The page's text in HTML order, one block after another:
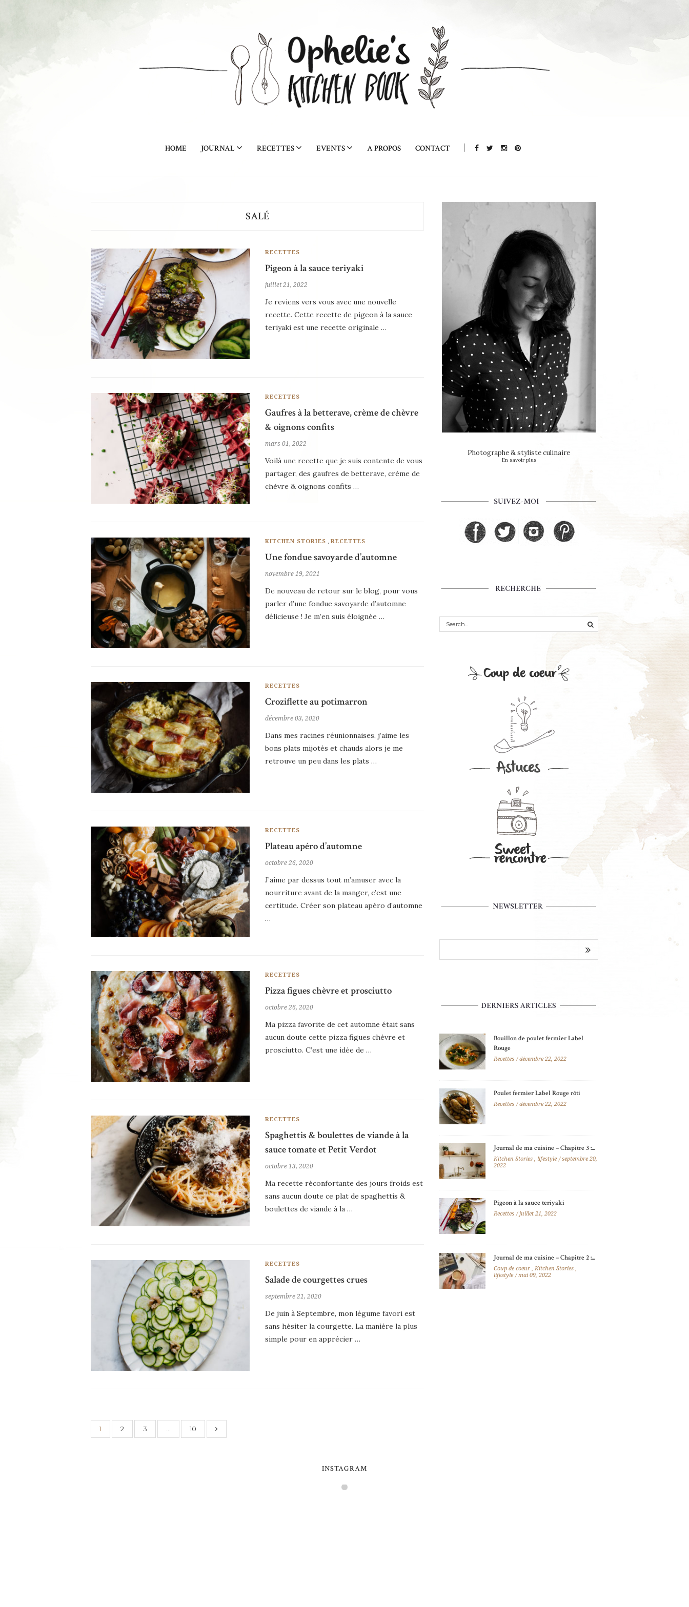
HOME JOURNAL RECETTES EVENTS A PROPOS CONTACT
SALÉ
RECETTES
Pigeon à la sauce teriyaki
juillet 21, 2022
Je reviens vers vous avec une nouvelle
recette. Cette recette de pigeon à la sauce
teriyaki est une recette originale …
RECETTES
Gaufres à la betterave, crème de chèvre
& oignons confits
mars 01, 2022
Voilà une recette que je suis contente de vous
partager, des gaufres de betterave, crème de
chèvre & oignons confits …
KITCHEN STORIES RECETTES
Une fondue savoyarde d’automne
novembre 19, 2021
De nouveau de retour sur le blog, pour vous
parler d’une fondue savoyarde d’automne
délicieuse ! Je m’en suis éloignée …
RECETTES
Croziflette au potimarron
décembre 03, 2020
Dans mes racines réunionnaises, j’aime les
bons plats mijotés et chauds alors je me
retrouve un peu dans les plats …
RECETTES
Plateau apéro d’automne
octobre 26, 2020
J’aime par dessus tout m’amuser avec la
nourriture avant de la manger, c’est une
certitude. Créer son plateau apéro d’automne
…
RECETTES
Pizza figues chèvre et prosciutto
octobre 26, 2020
Ma pizza favorite de cet automne était sans
aucun doute cette pizza figues chèvre et
prosciutto. C’est une idée de …
RECETTES
Spaghettis & boulettes de viande à la
sauce tomate et Petit Verdot
octobre 13, 2020
Ma recette réconfortante des jours froids est
sans aucun doute ce plat de spaghettis &
boulettes de viande à la …
RECETTES
Salade de courgettes crues
septembre 21, 2020
De juin à Septembre, mon légume favori est
sans hésiter la courgette. La manière la plus
simple pour en apprécier …
1 2 3 10
Photographe & styliste culinaire
En savoir plus
Bouillon de poulet fermier Label
Rouge
Recettes décembre 22, 2022
Poulet fermier Label Rouge rôti
Recettes décembre 22, 2022
Journal de ma cuisine – Chapitre 3 :...
Kitchen Stories , lifestyle
septembre 20,
2022
Pigeon à la sauce teriyaki
Recettes juillet 21, 2022
Journal de ma cuisine – Chapitre 2 :...
Coup de coeur , Kitchen Stories ,
lifestyle
mai 09, 2022
INSTAGRAM